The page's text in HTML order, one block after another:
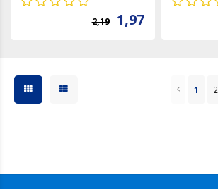
2,19 1,97
1 2